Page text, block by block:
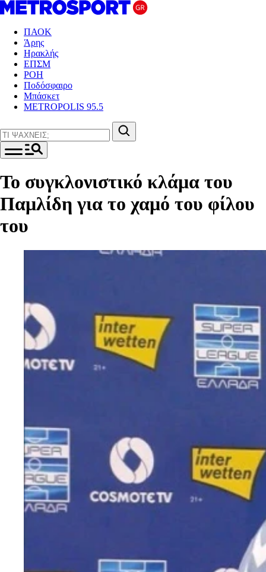
ΠΑΟΚ
Άρης
Ηρακλής
ΕΠΣΜ
ΡΟΗ
Ποδόσφαιρο
Μπάσκετ
METROPOLIS 95.5
Το συγκλονιστικό κλάμα του
Παμλίδη για το χαμό του φίλου
του